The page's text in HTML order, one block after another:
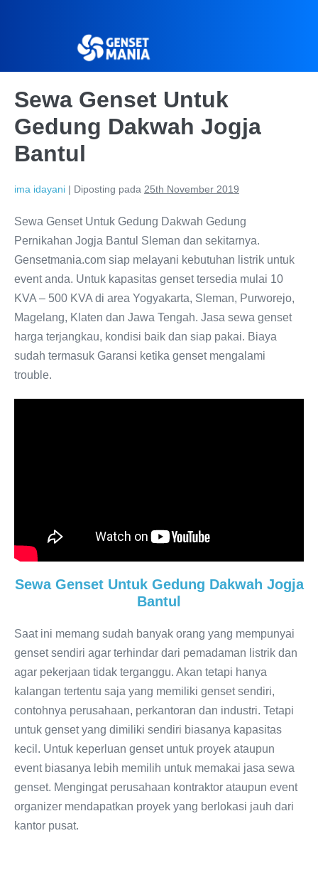
Sewa Genset Untuk
Gedung Dakwah Jogja
Bantul
ima idayani | Diposting pada 25th November 2019
Sewa Genset Untuk Gedung Dakwah Gedung
Pernikahan Jogja Bantul Sleman dan sekitarnya.
Gensetmania.com siap melayani kebutuhan listrik untuk
event anda. Untuk kapasitas genset tersedia mulai 10
KVA – 500 KVA di area Yogyakarta, Sleman, Purworejo,
Magelang, Klaten dan Jawa Tengah. Jasa sewa genset
harga terjangkau, kondisi baik dan siap pakai. Biaya
sudah termasuk Garansi ketika genset mengalami
trouble.
Sewa Genset Untuk Gedung Dakwah Jogja
Bantul
Saat ini memang sudah banyak orang yang mempunyai
genset sendiri agar terhindar dari pemadaman listrik dan
agar pekerjaan tidak terganggu. Akan tetapi hanya
kalangan tertentu saja yang memiliki genset sendiri,
contohnya perusahaan, perkantoran dan industri. Tetapi
untuk genset yang dimiliki sendiri biasanya kapasitas
kecil. Untuk keperluan genset untuk proyek ataupun
event biasanya lebih memilih untuk memakai jasa sewa
genset. Mengingat perusahaan kontraktor ataupun event
organizer mendapatkan proyek yang berlokasi jauh dari
kantor pusat.